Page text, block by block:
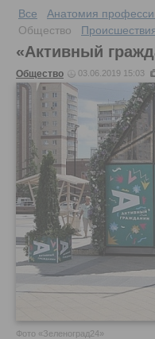
Все Анатомия
Общество
«Активный
Общество 03.06.2019 15:03
Фото «Зеленоград24»